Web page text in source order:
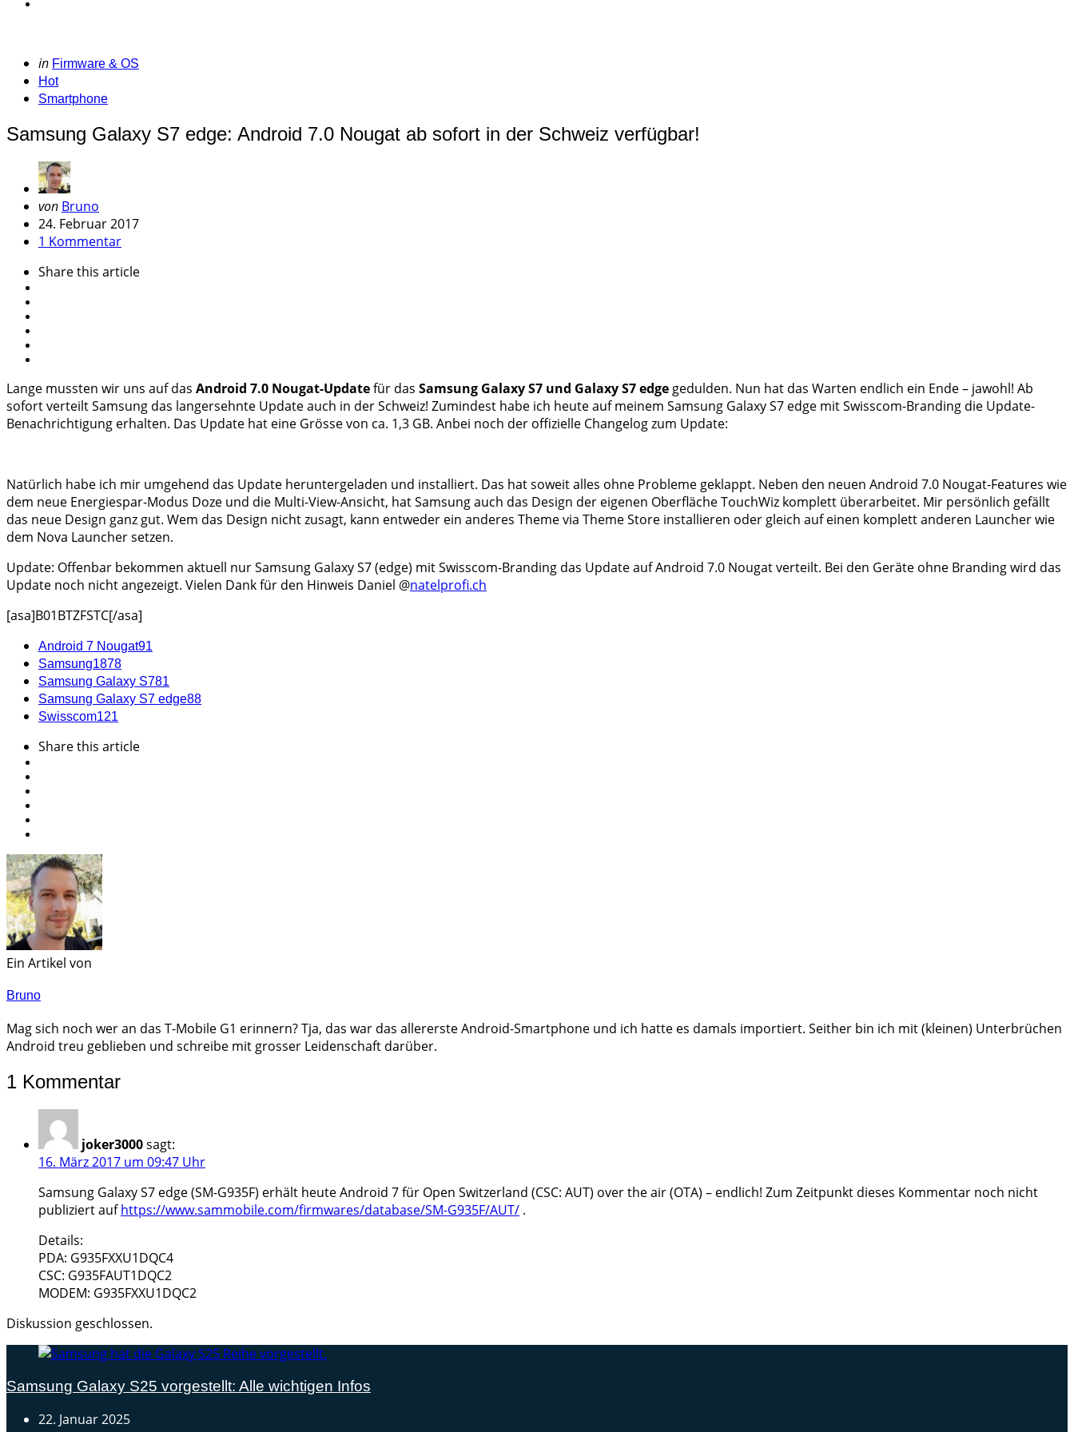
Categories
Posted
in
in Firmware & OS
Hot
Smartphone
Samsung Galaxy S7 edge: Android 7.0 Nougat ab sofort in der Schweiz verfügbar!
Geschrieben
von
von Bruno
24. Februar 2017
1 Kommentar
Sharethis article
Lange mussten wir uns auf das Android 7.0 Nougat-Updatefür das Samsung Galaxy S7 und Galaxy S7 edge gedulden. Nun hat das Warten endlich ein Ende – jawohl! Ab
sofort verteilt Samsung das langersehnte Update auch in der Schweiz! Zumindest habe ich heute auf meinem Samsung Galaxy S7 edge mit Swisscom-Branding die Update-
Benachrichtigung erhalten. Das Update hat eine Grösse von ca. 1,3 GB. Anbei noch der offizielle Changelog zum Update:
Natürlich habe ich mir umgehend das Update heruntergeladen und installiert. Das hat soweit alles ohne Probleme geklappt. Neben den neuen Android 7.0 Nougat-Features wie
dem neue Energiespar-Modus Doze und die Multi-View-Ansicht, hat Samsung auch das Design der eigenen Oberfläche TouchWiz komplett überarbeitet. Mir persönlich gefällt
das neue Design ganz gut. Wem das Design nicht zusagt, kann entweder ein anderes Theme via Theme Store installieren oder gleich auf einen komplett anderen Launcher wie
dem Nova Launcher setzen.
Update: Offenbar bekommen aktuell nur Samsung Galaxy S7 (edge) mit Swisscom-Branding das Update auf Android 7.0 Nougat verteilt. Bei den Geräte ohne Branding wird das
Update noch nicht angezeigt. Vielen Dank für den Hinweis Daniel @natelprofi.ch
[asa]B01BTZFSTC[/asa]
Android 7 Nougat91
Samsung1878
Samsung Galaxy S781
Samsung Galaxy S7 edge88
Swisscom121
Sharethis article
Ein Artikel von
Bruno
Mag sich noch wer an das T-Mobile G1 erinnern? Tja, das war das allererste Android-Smartphone und ich hatte es damals importiert. Seither bin ich mit (kleinen) Unterbrüchen
Android treu geblieben und schreibe mit grosser Leidenschaft darüber.
1 Kommentar
joker3000sagt:
16. März 2017 um 09:47 Uhr
Samsung Galaxy S7 edge (SM-G935F) erhält heute Android 7 für Open Switzerland (CSC: AUT) over the air (OTA) – endlich! Zum Zeitpunkt dieses Kommentar noch nicht
publiziert aufhttps://www.sammobile.com/firmwares/database/SM-G935F/AUT/ .
Details:
PDA: G935FXXU1DQC4
CSC: G935FAUT1DQC2
MODEM: G935FXXU1DQC2
Diskussion geschlossen.
Samsung Galaxy S25 vorgestellt: Alle wichtigen Infos
22. Januar 2025